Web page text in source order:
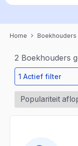
Home Boekhouders
2 Boekhouders
1 Actief filter